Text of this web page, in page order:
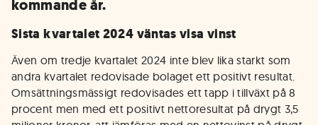
kommande år.
Sista kvartalet 2024 väntas visa vinst
Även om tredje kvartalet 2024 inte blev lika starkt som
andra kvartalet redovisade bolaget ett positivt resultat.
Omsättningsmässigt redovisades ett tapp i tillväxt på 8
procent men med ett positivt nettoresultat på drygt 3,5